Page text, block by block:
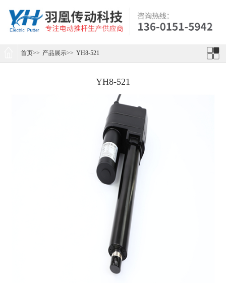
首页>> 产品展示>> YH8-521
YH8-521